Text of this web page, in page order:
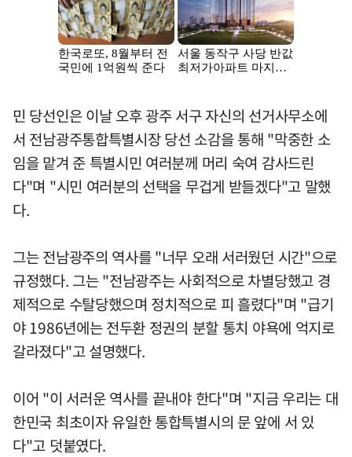
민 당선인은 이날 오후 광주 서구 자신의 선거사무소에
서 전남광주통합특별시장 당선 소감을 통해 "막중한 소
임을 맡겨 준 특별시민 여러분께 머리 숙여 감사드린
다"며 "시민 여러분의 선택을 무겁게 받들겠다"고 말했
다.
그는 전남광주의 역사를 "너무 오래 서러웠던 시간"으로
규정했다. 그는 "전남광주는 사회적으로 차별당했고 경
제적으로 수탈당했으며 정치적으로 피 흘렸다"며 "급기
야 1986년에는 전두환 정권의 분할 통치 야욕에 억지로
갈라졌다"고 설명했다.
이어 "이 서러운 역사를 끝내야 한다"며 "지금 우리는 대
한민국 최초이자 유일한 통합특별시의 문 앞에 서 있
다"고 덧붙였다.